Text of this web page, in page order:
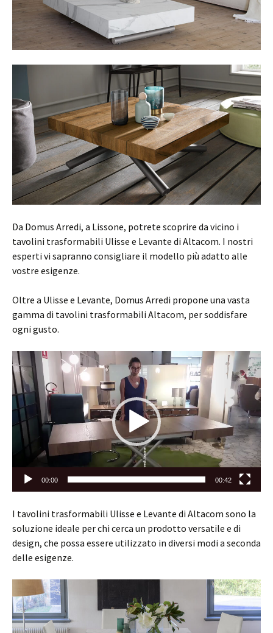
Da Domus Arredi, a Lissone, potrete scoprire da vicino i
tavolini trasformabili Ulisse e Levante di Altacom. I nostri
esperti vi sapranno consigliare il modello più adatto alle
vostre esigenze.
Oltre a Ulisse e Levante, Domus Arredi propone una vasta
gamma di tavolini trasformabili Altacom, per soddisfare
ogni gusto.
Video
Player
00:00 00:42
I tavolini trasformabili Ulisse e Levante di Altacom sono la
soluzione ideale per chi cerca un prodotto versatile e di
design, che possa essere utilizzato in diversi modi a seconda
delle esigenze.